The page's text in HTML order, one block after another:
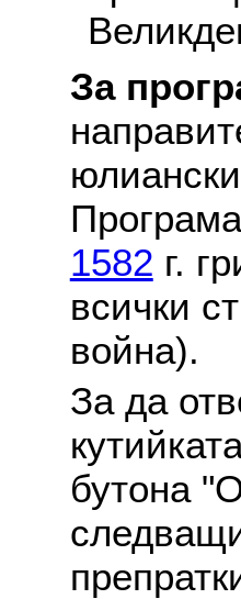
За
1582 г.
всички
война).
За да
бутона